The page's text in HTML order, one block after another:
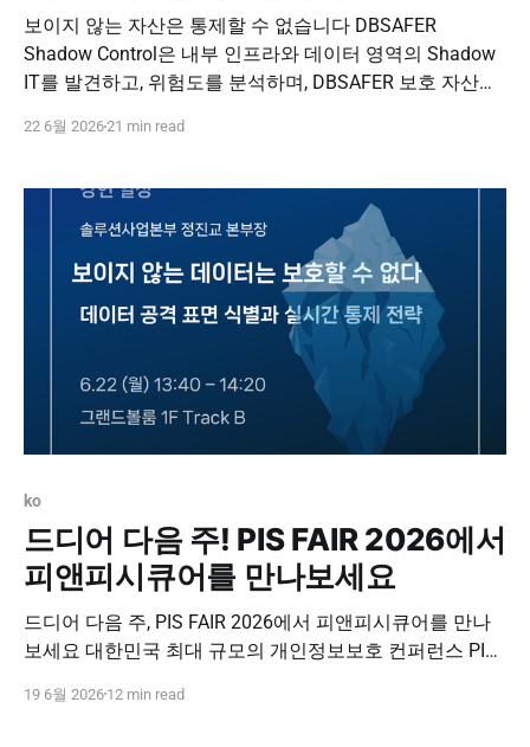
보이지 않는 자산은 통제할 수 없습니다 DBSAFER
Shadow Control은 내부 인프라와 데이터 영역의 Shadow
IT를 발견하고, 위험도를 분석하며, DBSAFER 보호 자산으
솔루션입니다. DBSAFER Shadow Control 문의하기
Control 공격 표면 관리 전략: Shadow IT 디스커버리에서
자동 통제까지
22 6월 202621 min read
ko
드디어 다음 주! PIS FAIR 2026에서
피앤피시큐어를 만나보세요
드디어 다음 주, PIS FAIR 2026에서 피앤피시큐어를 만나
보세요 대한민국 최대 규모의 개인정보보호 컨퍼런스 PIS
사에서 개인정보 접속기록 관리와 데이터 공격 표면 식별·
19 6월 2026 12 min read